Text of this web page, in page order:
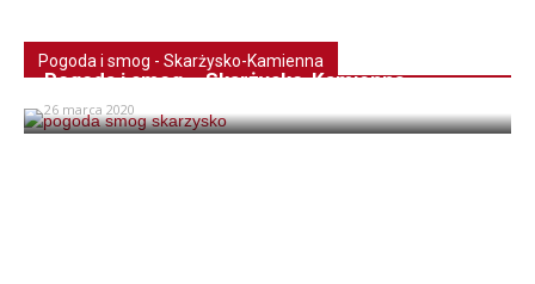
Pogoda i smog - Skarżysko-Kamienna
Pogoda i smog – Skarżysko-Kamienna
26 marca 2020